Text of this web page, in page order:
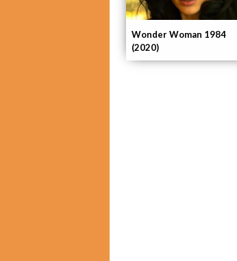
Wonder Woman 1984
(2020)